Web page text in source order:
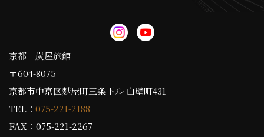
京都 炭屋旅館
〒604-8075
京都市中京区麩屋町三条下ル 白壁町431
TEL： 075-221-2188
FAX：075-221-2267